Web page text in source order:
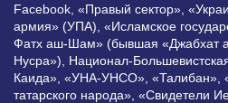
Facebook, «Правый сектор»,
армия» (УПА), «Исламское
Фатх аш-Шам» (бывшая «Джабхат
Нусра»), Национал-
Каида», «УНА-УНСО», «Талибан»,
татарского народа», «Свидетели